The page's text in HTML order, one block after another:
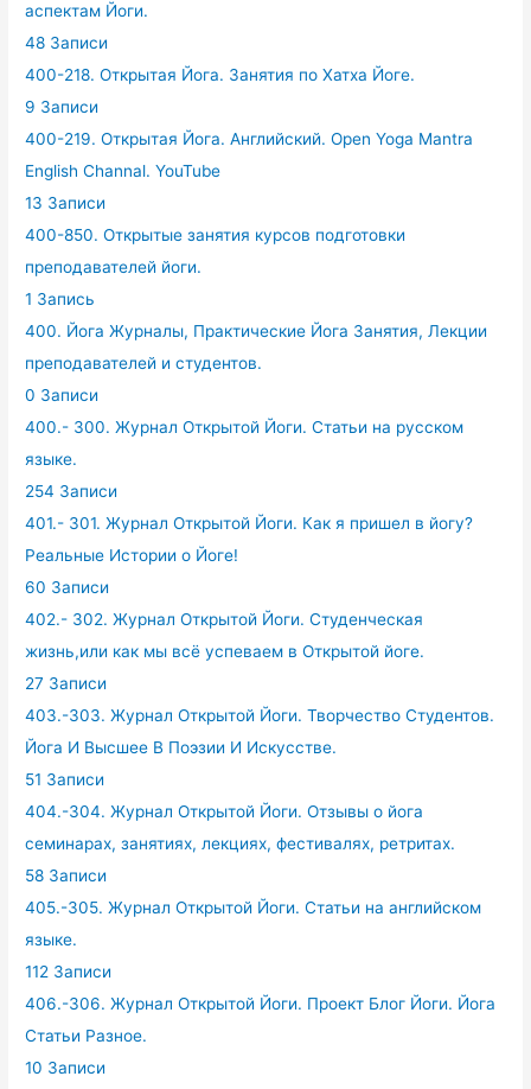
аспектам Йоги.
48 Записи
400-218. Открытая Йога. Занятия по Хатха Йоге.
9 Записи
400-219. Открытая Йога. Английский. Open Yoga Mantra
English Channal. YouTube
13 Записи
400-850. Открытые занятия курсов подготовки
преподавателей йоги.
1 Запись
400. Йога Журналы, Практические Йога Занятия, Лекции
преподавателей и студентов.
0 Записи
400.- 300. Журнал Открытой Йоги. Статьи на русском
языке.
254 Записи
401.- 301. Журнал Открытой Йоги. Как я пришел в йогу?
Реальные Истории о Йоге!
60 Записи
402.- 302. Журнал Открытой Йоги. Студенческая
жизнь,или как мы всё успеваем в Открытой йоге.
27 Записи
403.-303. Журнал Открытой Йоги. Творчество Студентов.
Йога И Высшее В Поэзии И Искусстве.
51 Записи
404.-304. Журнал Открытой Йоги. Отзывы о йога
семинарах, занятиях, лекциях, фестивалях, ретритах.
58 Записи
405.-305. Журнал Открытой Йоги. Статьи на английском
языке.
112 Записи
406.-306. Журнал Открытой Йоги. Проект Блог Йоги. Йога
Статьи Разное.
10 Записи